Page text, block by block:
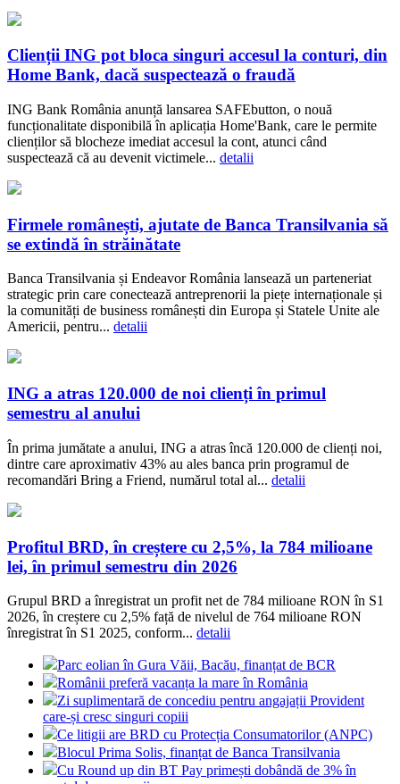
Clienții ING pot bloca singuri accesul la conturi, din
Home Bank, dacă suspectează o fraudă
ING Bank România anunță lansarea SAFEbutton, o nouă
funcționalitate disponibilă în aplicația Home'Bank, care le permite
clienților să blocheze imediat accesul la cont, atunci când
suspectează că au devenit victimele... detalii
Firmele românești, ajutate de Banca Transilvania să
se extindă în străinătate
Banca Transilvania și Endeavor România lansează un parteneriat
strategic prin care conectează antreprenorii la piețe internaționale și
la comunități de business românești din Europa și Statele Unite ale
Americii, pentru... detalii
ING a atras 120.000 de noi clienți în primul
semestru al anului
În prima jumătate a anului, ING a atras încă 120.000 de clienți noi,
dintre care aproximativ 43% au ales banca prin programul de
recomandări Bring a Friend, numărul total al... detalii
Profitul BRD, în creștere cu 2,5%, la 784 milioane
lei, în primul semestru din 2026
Grupul BRD a înregistrat un profit net de 784 milioane RON în S1
2026, în creștere cu 2,5% față de nivelul de 764 milioane RON
înregistrat în S1 2025, conform... detalii
Parc eolian în Gura Văii, Bacău, finanțat de BCR
Românii preferă vacanța la mare în România
Zi suplimentară de concediu pentru angajații Provident
care-și cresc singuri copiii
Ce litigii are BRD cu Protecția Consumatorilor (ANPC)
Blocul Prima Solis, finanțat de Banca Transilvania
Cu Round up din BT Pay primești dobândă de 3% în